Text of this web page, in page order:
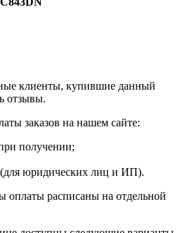
клиенты, купившие данный
отзывы.
заказов на нашем сайте:
получении;
юридических лиц и ИП).
оплаты расписаны на отдельной